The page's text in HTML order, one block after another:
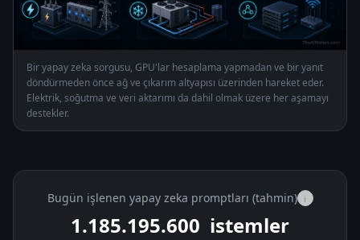
Bir yapay zeka sorgusu, GPU'lar hesaplama yapmadan ve bir yanıt
döndürmeden önce ağ ve çıkarım altyapısı üzerinden hareket eder.
Elektrik, soğutma ve veri aktarımı da dahil olmak üzere her aşamayı
destekler.
Bugün işlenen yapay zeka promptları (tahmin) i
1.185.215.600 istemler